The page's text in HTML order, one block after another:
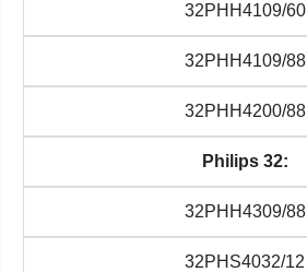
32PHH4109/60
32PHH4109/88
32PHH4200/88
Philips 32:
32PHH4309/88
32PHS4032/12